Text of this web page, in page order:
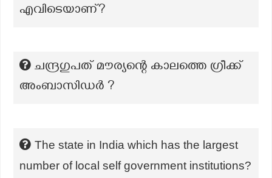
എവിടെയാണ്?
ചന്ദ്രഗുപത് മൗര്യന്റെ കാലത്തെ ഗ്രീക്ക്
അംബാസിഡർ ?
The state in India which has the largest
number of local self government institutions?